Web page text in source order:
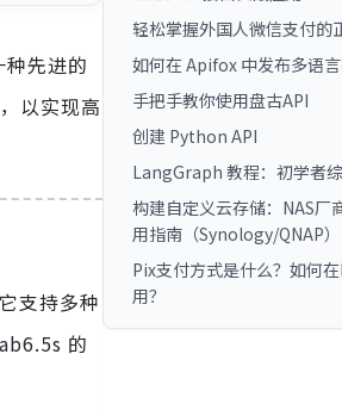
先进的
以实现高
支持多种
的
轻松掌握外国人微信支付的
如何在 Apifox 中发布多语言
手把手教你使用盘古API
创建 Python API
LangGraph 教程：初学者
构建自定义云存储：NAS厂
用指南（Synology/QNAP）
Pix支付方式是什么？如何
用？